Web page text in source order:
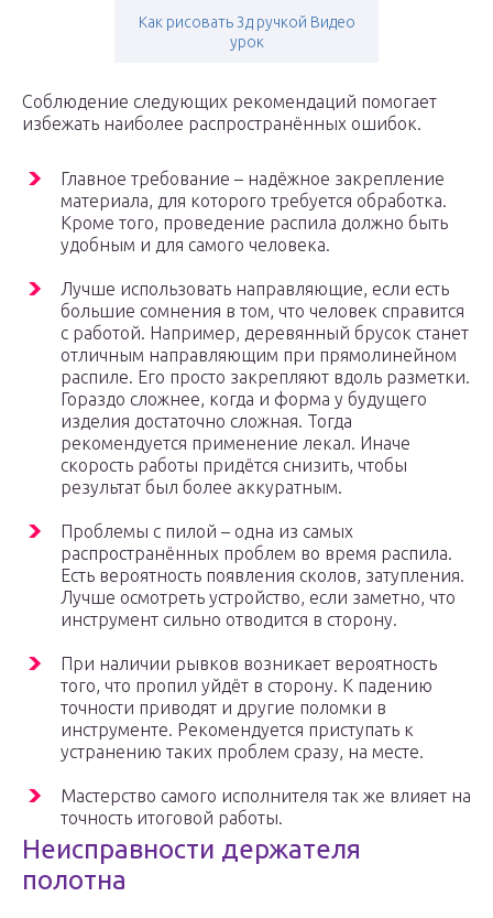
Как рисовать 3д ручкой Видео
урок
Соблюдение следующих рекомендаций помогает
избежать наиболее распространённых ошибок.
Главное требование – надёжное закрепление
материала, для которого требуется обработка.
Кроме того, проведение распила должно быть
удобным и для самого человека.
Лучше использовать направляющие, если есть
большие сомнения в том, что человек справится
с работой. Например, деревянный брусок станет
отличным направляющим при прямолинейном
распиле. Его просто закрепляют вдоль разметки.
Гораздо сложнее, когда и форма у будущего
изделия достаточно сложная. Тогда
рекомендуется применение лекал. Иначе
скорость работы придётся снизить, чтобы
результат был более аккуратным.
Проблемы с пилой – одна из самых
распространённых проблем во время распила.
Есть вероятность появления сколов, затупления.
Лучше осмотреть устройство, если заметно, что
инструмент сильно отводится в сторону.
При наличии рывков возникает вероятность
того, что пропил уйдёт в сторону. К падению
точности приводят и другие поломки в
инструменте. Рекомендуется приступать к
устранению таких проблем сразу, на месте.
Мастерство самого исполнителя так же влияет на
точность итоговой работы.
Неисправности держателя
полотна